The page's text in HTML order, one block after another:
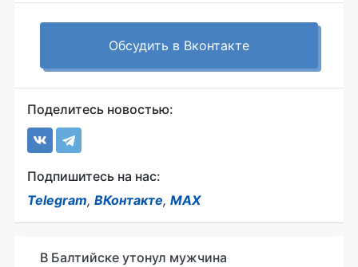
Обсудить в Вконтакте
Поделитесь новостью:
Подпишитесь на нас:
Telegram, ВКонтакте, MAX
В Балтийске утонул мужчина